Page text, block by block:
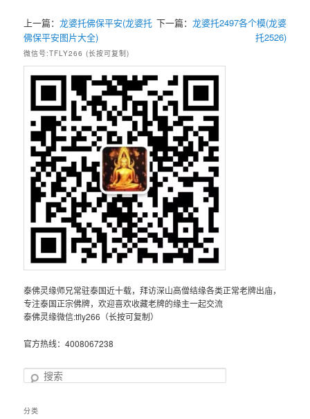
上一篇：龙婆托佛保平安(龙婆托
佛保平安图片大全)
下一篇： 龙婆托2497各个模(龙婆
托2526)
微信号:TFLY266 (长按可复制)
泰佛灵缘师兄常驻泰国近十载，拜访深山高僧结缘各类正常老牌出庙，
专注泰国正宗佛牌，欢迎喜欢收藏老牌的缘主一起交流
泰佛灵缘微信:tfly266（长按可复制）
官方热线：4008067238
搜
分类